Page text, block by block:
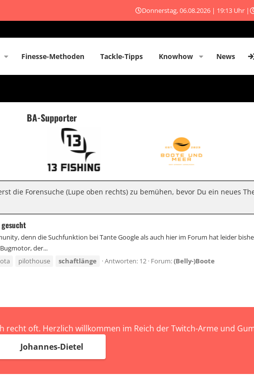
Donnerstag, 06.08.2026 | 19:13 Uhr |
Finesse-Methoden Tackle-Tipps Knowhow News
BA-Supporter
die Forensuche (Lupe oben rechts) zu bemühen, bevor Du ein neues
denn die Suchfunktion bei Tante Google als auch hier im Forum hat leider
der...
pilothouse schaftlänge Antworten: 12 Forum:(Belly-)Boote
recht oft. Herzlich willkommen im Reich der Twitch-Arme und
Johannes-Dietel